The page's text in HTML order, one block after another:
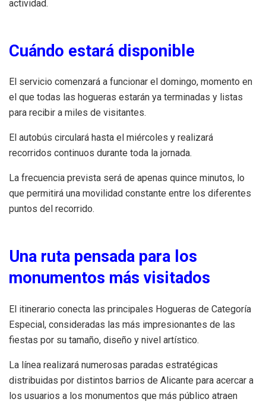
actividad.
Cuándo estará disponible
El servicio comenzará a funcionar el domingo, momento en
el que todas las hogueras estarán ya terminadas y listas
para recibir a miles de visitantes.
El autobús circulará hasta el miércoles y realizará
recorridos continuos durante toda la jornada.
La frecuencia prevista será de apenas quince minutos, lo
que permitirá una movilidad constante entre los diferentes
puntos del recorrido.
Una ruta pensada para los
monumentos más visitados
El itinerario conecta las principales Hogueras de Categoría
Especial, consideradas las más impresionantes de las
fiestas por su tamaño, diseño y nivel artístico.
La línea realizará numerosas paradas estratégicas
distribuidas por distintos barrios de Alicante para acercar a
los usuarios a los monumentos que más público atraen